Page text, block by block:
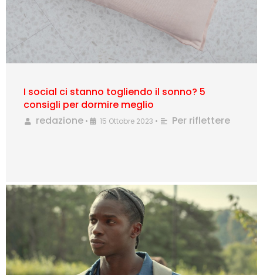
I social ci stanno togliendo il sonno? 5
consigli per dormire meglio
redazione • 15 Ottobre 2023 • Per riflettere